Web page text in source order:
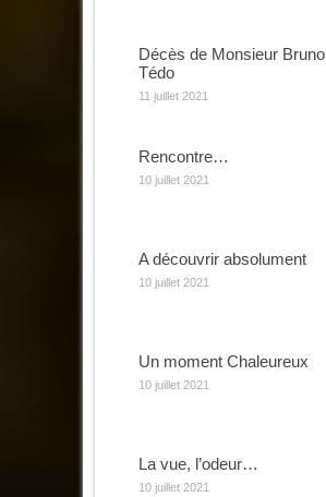
Décès de Monsieur Bruno
Tédo
11 juillet 2021
Rencontre…
10 juillet 2021
A découvrir absolument
10 juillet 2021
Un moment Chaleureux
10 juillet 2021
La vue, l’odeur…
10 juillet 2021